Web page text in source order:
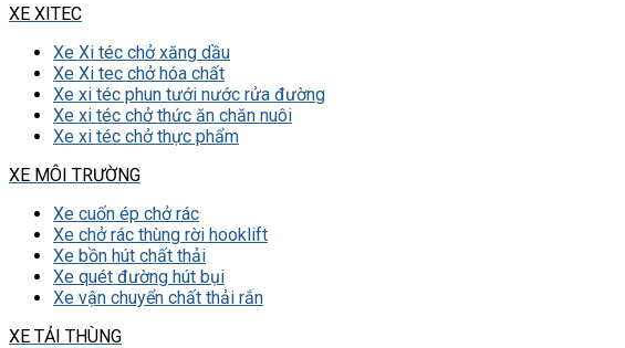
XE XITEC
Xe Xi téc chở xăng dầu
Xe Xi tec chở hóa chất
Xe xi téc phun tưới nước rửa đường
Xe xi téc chở thức ăn chăn nuôi
Xe xi téc chở thực phẩm
XE MÔI TRƯỜNG
Xe cuốn ép chở rác
Xe chở rác thùng rời hooklift
Xe bồn hút chất thải
Xe quét đường hút bụi
Xe vận chuyển chất thải rắn
XE TẢI THÙNG